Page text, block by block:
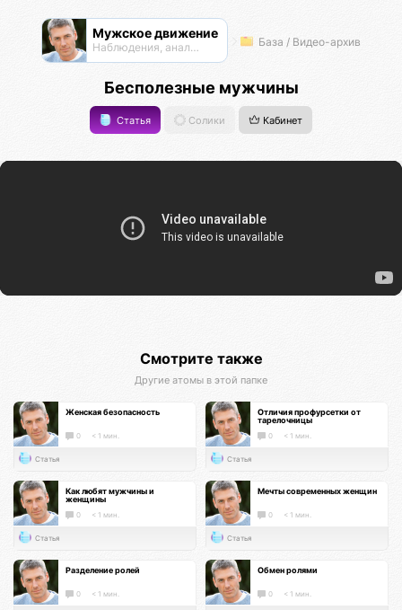
Мужское движение
Наблюдения, анализ, обсуждения База / Видео-архив
Бесполезные мужчины
Статья Солики Кабинет
Смотрите также
Другие атомы в этой папке
Женская безопасность
0 < 1 мин.
Статья
Отличия профурсетки от
тарелочницы
0 < 1 мин.
Статья
Как любят мужчины и
женщины
0 < 1 мин.
Статья
Мечты современных женщин
0 < 1 мин.
Статья
Разделение ролей
0 < 1 мин.
Обмен ролями
0 < 1 мин.